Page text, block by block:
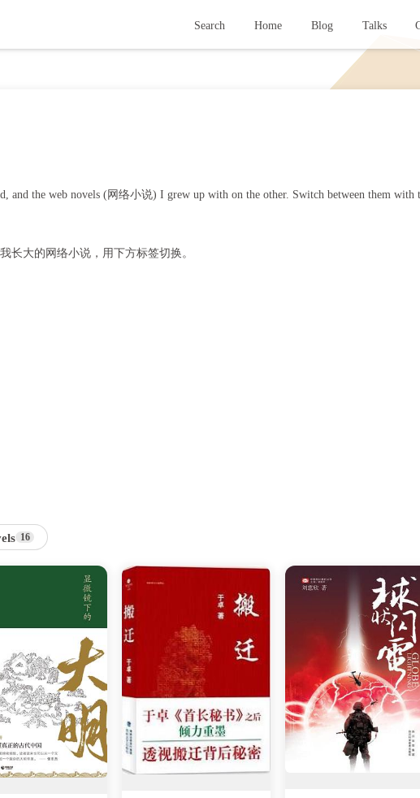
Search Home Blog Talks
and the web novels (网络小说) I grew up with on the other. Switch between them with
大的网络小说，用下方标签切换。
16